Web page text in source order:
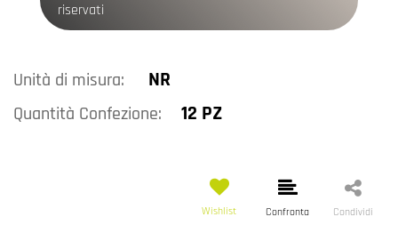
riservati
Unità di misura: NR
Quantità Confezione: 12 PZ
Wishlist Confronta Condividi